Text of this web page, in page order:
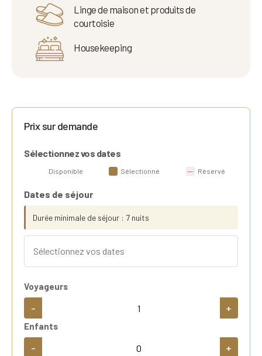
Linge de maison et produits de
courtoisie
Housekeeping
Prix sur demande
Sélectionnez vos dates
Disponible Sélectionné Réservé
Dates de séjour
Durée minimale de séjour : 7 nuits
Voyageurs
- +
Enfants
- +